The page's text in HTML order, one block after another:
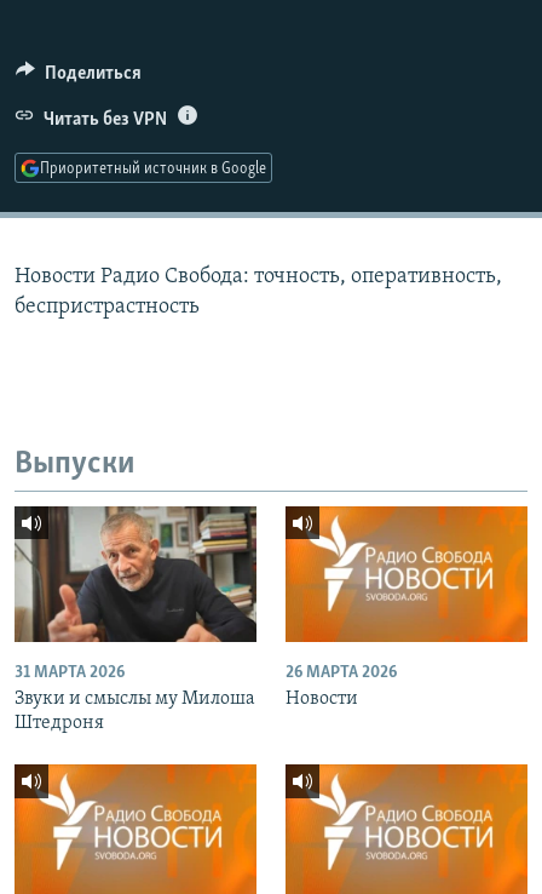
ПОДПИШИТЕСЬ НА РАССЫЛКУ
СОЦИАЛЬНЫЕ СЕТИ
Поделиться
Читать без VPN
Приоритетный источник в Google
Новости Радио Свобода: точность, оперативность,
беспристрастность
Выпуски
31 МАРТА 2026
Звуки и смыслы му Милоша
Штедроня
26 МАРТА 2026
Новости